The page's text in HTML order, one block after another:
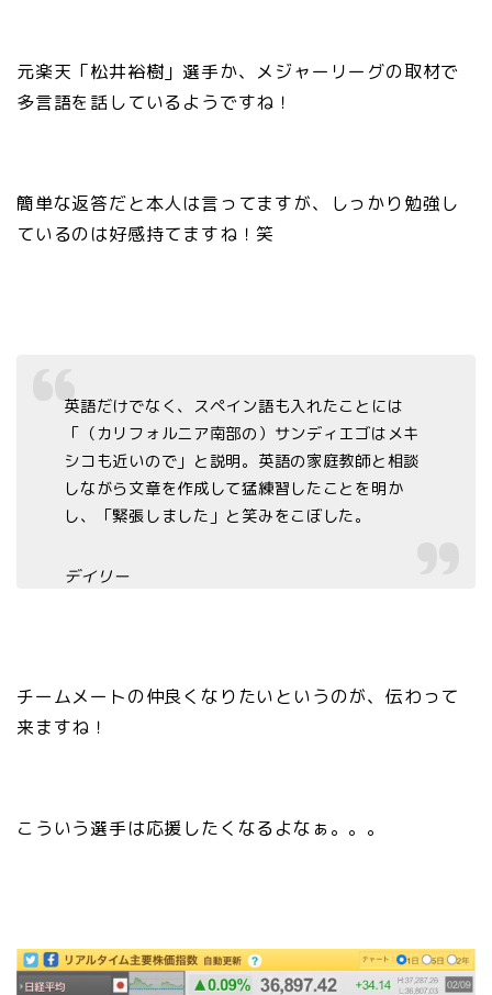
元楽天「松井裕樹」選手か、メジャーリーグの取材で
多言語を話しているようですね！
簡単な返答だと本人は言ってますが、しっかり勉強し
ているのは好感持てますね！笑
英語だけでなく、スペイン語も入れたことには
「（カリフォルニア南部の）サンディエゴはメキ
シコも近いので」と説明。英語の家庭教師と相談
しながら文章を作成して猛練習したことを明か
し、「緊張しました」と笑みをこぼした。
デイリー
チームメートの仲良くなりたいというのが、伝わって
来ますね！
こういう選手は応援したくなるよなぁ。。。